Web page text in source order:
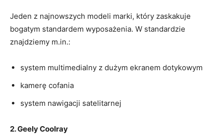
Jeden‌ z​ najnowszych modeli marki, który zaskakuje
bogatym standardem wyposażenia. W standardzie
znajdziemy m.in.:
system multimedialny z dużym ekranem dotykowym
kamerę cofania
system nawigacji satelitarnej
2. Geely⁣ Coolray